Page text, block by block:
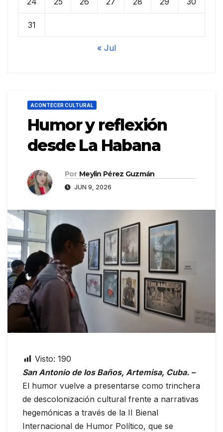
31
« Jul
ACONTECER CULTURAL
Humor y reflexión
desde La Habana
Por Meylin Pérez Guzmán
JUN 9, 2026
Visto: 190
San Antonio de los Baños, Artemisa, Cuba. –
El humor vuelve a presentarse como trinchera
de descolonización cultural frente a narrativas
hegemónicas a través de la II Bienal
Internacional de Humor Político, que se